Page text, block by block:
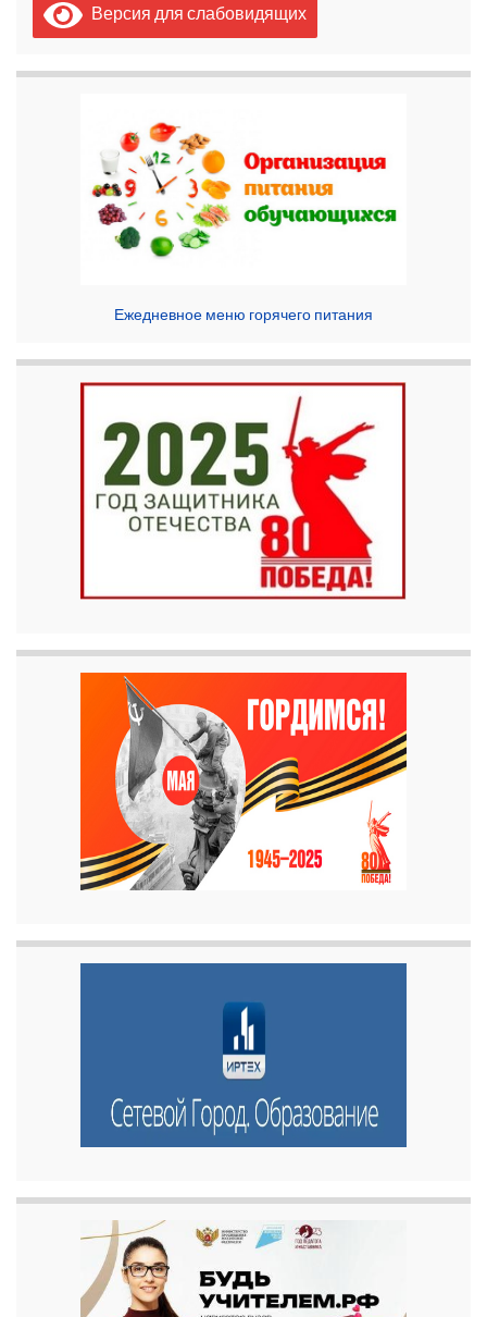
Версия для слабовидящих
Ежедневное меню горячего питания